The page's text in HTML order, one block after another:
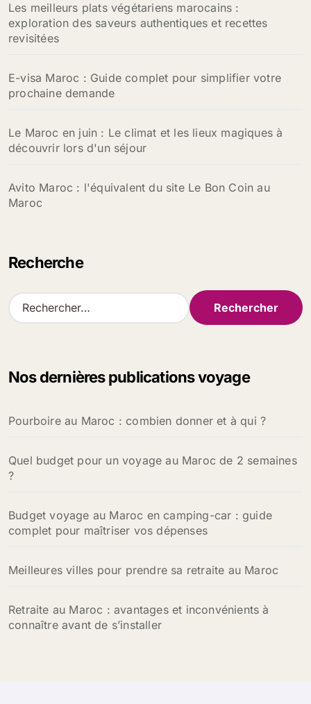
Les meilleurs plats végétariens marocains :
exploration des saveurs authentiques et recettes
revisitées
E-visa Maroc : Guide complet pour simplifier votre
prochaine demande
Le Maroc en juin : Le climat et les lieux magiques à
découvrir lors d'un séjour
Avito Maroc : l'équivalent du site Le Bon Coin au
Maroc
Recherche
R
e
r
e
:
Nos dernières publications voyage
Pourboire au Maroc : combien donner et à qui ?
Quel budget pour un voyage au Maroc de 2 semaines
?
Budget voyage au Maroc en camping-car : guide
complet pour maîtriser vos dépenses
Meilleures villes pour prendre sa retraite au Maroc
Retraite au Maroc : avantages et inconvénients à
connaître avant de s’installer